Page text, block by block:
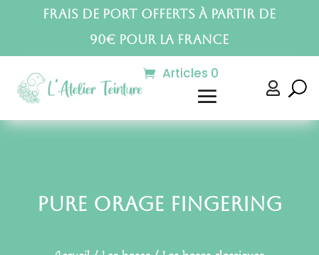
Frais de port offerts à partir de
90€ pour la France
Articles 0

Pure Orage Fingering